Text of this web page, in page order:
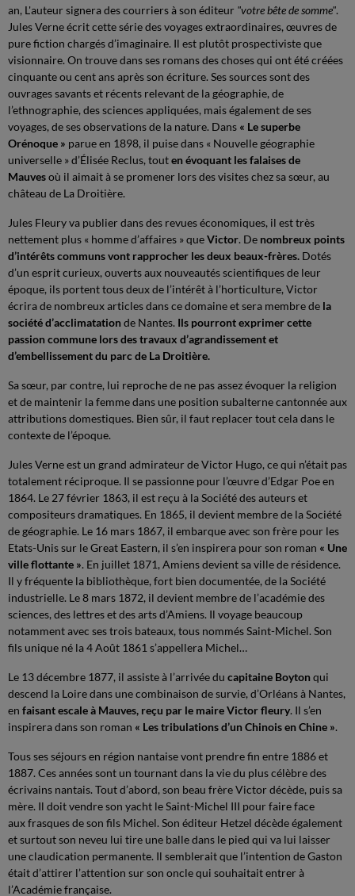
an, L'auteur signera des courriers à son éditeur "votre bête de somme".
Jules Verne écrit cette série des voyages extraordinaires, œuvres de
pure fiction chargés d’imaginaire. Il est plutôt prospectiviste que
visionnaire. On trouve dans ses romans des choses qui ont été créées
cinquante ou cent ans après son écriture. Ses sources sont des
ouvrages savants et récents relevant de la géographie, de
l’ethnographie, des sciences appliquées, mais également de ses
voyages, de ses observations de la nature. Dans « Le superbe
Orénoque » parue en 1898, il puise dans « Nouvelle géographie
universelle » d’Élisée Reclus, touten évoquant les falaises de
Mauvesoù il aimait à se promener lors des visites chez sa sœur, au
château de La Droitière.
Jules Fleury va publier dans des revues économiques, il est très
nettement plus « homme d’affaires » queVictor. De nombreux points
d’intérêts communs vont rapprocher les deux beaux-frères. Dotés
d’un esprit curieux, ouverts aux nouveautés scientifiques de leur
époque, ils portent tous deux de l’intérêt à l’horticulture, Victor
écrira de nombreux articles dans ce domaine et sera membre de la
société d’acclimatationde Nantes. Ils pourront exprimer cette
passion commune lors des travaux d’agrandissement et
d’embellissement du parc de La Droitière.
Sa sœur, par contre, lui reproche de ne pas assez évoquer la religion
et de maintenir la femme dans une position subalterne cantonnée aux
attributions domestiques. Bien sûr, il faut replacer tout cela dans le
contexte de l’époque.
Jules Verne est un grand admirateur de Victor Hugo, ce qui n’était pas
totalement réciproque. Il se passionne pour l’œuvre d’Edgar Poe en
1864. Le 27 février 1863, il est reçu à la Société des auteurs et
compositeurs dramatiques. En 1865, il devient membre de la Société
de géographie. Le 16 mars 1867, il embarque avec son frère pour les
Etats-Unis sur le Great Eastern, il s’en inspirera pour son roman « Une
ville flottante ». En juillet 1871, Amiens devient sa ville de résidence.
Il y fréquente la bibliothèque, fort bien documentée, de la Société
industrielle. Le 8 mars 1872, il devient membre de l’académie des
sciences, des lettres et des arts d’Amiens. Il voyage beaucoup
notamment avec ses trois bateaux, tous nommés Saint-Michel. Son
fils unique né la 4 Août 1861 s’appellera Michel…
Le 13 décembre 1877, il assiste à l’arrivée du capitaine Boytonqui
descend la Loire dans une combinaison de survie, d’Orléans à Nantes,
en faisant escale à Mauves, reçu par le maire Victor fleury. Il s’en
inspirera dans son roman « Les tribulations d’un Chinois en Chine ».
Tous ses séjours en région nantaise vont prendre fin entre 1886 et
1887. Ces années sont un tournant dans la vie du plus célèbre des
écrivains nantais. Tout d’abord, son beau frère Victor décède, puis sa
mère. Il doit vendre son yacht le Saint-Michel III pour faire face
aux frasques de son fils Michel. Son éditeur Hetzel décède également
et surtout son neveu lui tire une balle dans le pied qui va lui laisser
une claudication permanente. Il semblerait que l’intention de Gaston
était d’attirer l’attention sur son oncle qui souhaitait entrer à
l’Académie française.